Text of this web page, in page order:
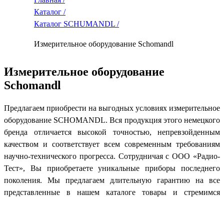
Каталог /
Каталог SCHUMANDL /
Измерительное оборудование Schomandl
Измерительное оборудование
Schomandl
Предлагаем приобрести на выгодных условиях измерительное
оборудование SCHOMANDL. Вся продукция этого немецкого
бренда отличается высокой точностью, непревзойденным
качеством и соответствует всем современным требованиям
научно-технического прогресса. Сотрудничая с ООО «Радио-
Тест», Вы приобретаете уникальные приборы последнего
поколения. Мы предлагаем длительную гарантию на все
представленные в нашем каталоге товары и стремимся